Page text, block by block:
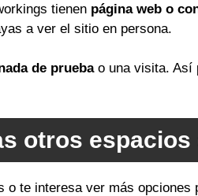
tienen página web o
a ver el sitio en persona.
de pruebao una visita. Así
otros
o te interesa ver más